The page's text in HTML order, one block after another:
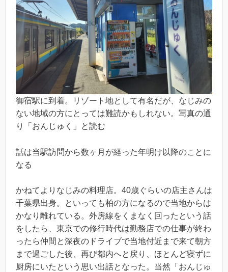
御宿駅に到着。リゾート地として有名だが、なじみの
ない地域の方にとっては難読かもしれない。写真の通
り「おんじゅく」と読む
話は当駅訪問から数ヶ月が経った年明け以降のことに
なる
かねてよりなじみの料理店。40歳ぐらいの店主さんは
千葉県出身。といっても柏の方になるので当地からは
かなり離れている。外房線をくまなく回ったという話
をしたら、東京での修行時代は勤務店での仕事が終わ
ったら仲間と深夜のドライブで当地付近まで来て朝方
まで過ごした後、再び都内へと戻り、ほとんど寝ずに
厨房にいたという思い出話となった。当然「おんじゅ